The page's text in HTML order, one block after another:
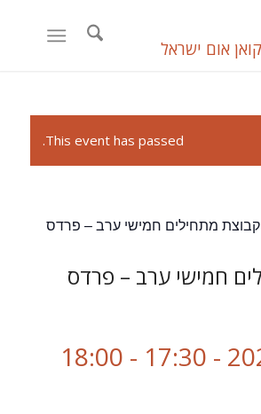
This event has passed.
קבוצת מתחילים חמישי ערב – פרדס
חמישי ערב – פרדס
-
18:00